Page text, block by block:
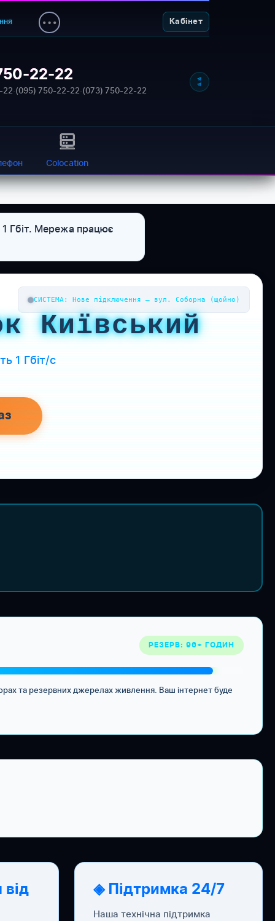
Кабінет
22-22
22·(095) 750-22-22·(073) 750-22-22
Colocation
1 Гбіт. Мережа працює
СИСТЕМА: Нове підключення — вул. Соборна (щойно)
Київський
1 Гбіт/с
РЕЗЕРВ: 96+ ГОДИН
та резервних джерелах живлення. Ваш інтернет буде
◈ Підтримка 24/7
Наша технічна підтримка